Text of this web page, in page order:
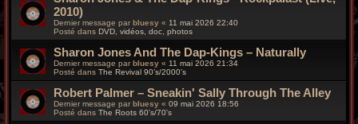
2010)
Dernier message par bluesy « 11 mai 2026 22:40
Posté dans DVD, vidéos, doc, photos
Sharon Jones And The Dap-Kings – Naturally
Dernier message parbluesy « 11 mai 2026 21:34
Posté dans The Revival 90’s/2000’s
Robert Palmer – Sneakin' Sally Through The Alley
Dernier message par bluesy « 09 mai 2026 18:56
Posté dans The Roots 60's/70's